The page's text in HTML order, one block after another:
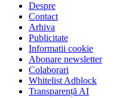
Despre
Contact
Arhiva
Publicitate
Informatii cookie
Abonare newsletter
Colaborari
Whitelist Adblock
Transparență AI